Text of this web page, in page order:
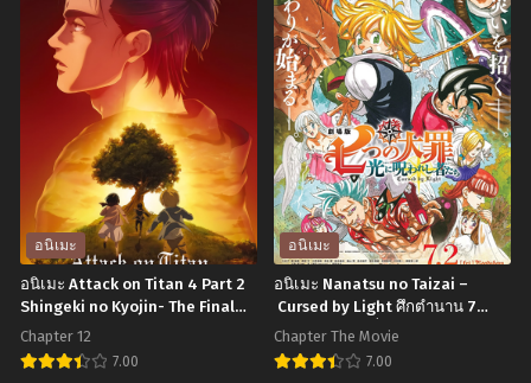
Arifureta
Shokugyou
Sekai
Saikyou
Season
2
อาชีพ
กระจอก
แล้ว
ทำไม
เมะ
Mairimashita!
Iruma-
kun
อิ
รุ
มะ
คุง
กับ
โรงเรียน
ปิศาจ
ภาค
อนิเมะ
อนิเมะ Attack on Titan 4 Part 2
Shingeki no Kyojin- The Final
Season Part 2 ผ่าพิภพไททัน
(ภาค4) พาร์ท 2 ตอนที่1-12 ซับไทย
Chapter 12
7.00
อนิเมะ
อนิเมะ Nanatsu no Taizai –
Cursed by Light ศึกตํานาน 7
อัศวิน เดอะมูฟวี่ สาปแห่งแสง
Chapter The Movie
7.00